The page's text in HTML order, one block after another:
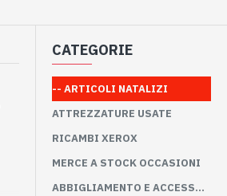
CATEGORIE
-- ARTICOLI NATALIZI
ATTREZZATURE USATE
RICAMBI XEROX
MERCE A STOCK OCCASIONI
ABBIGLIAMENTO E ACCESSORI